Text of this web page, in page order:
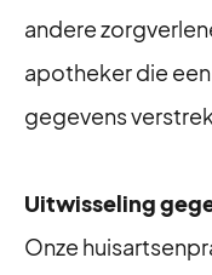
andere
apotheker die
gegevens
Uitwisseling
Onze